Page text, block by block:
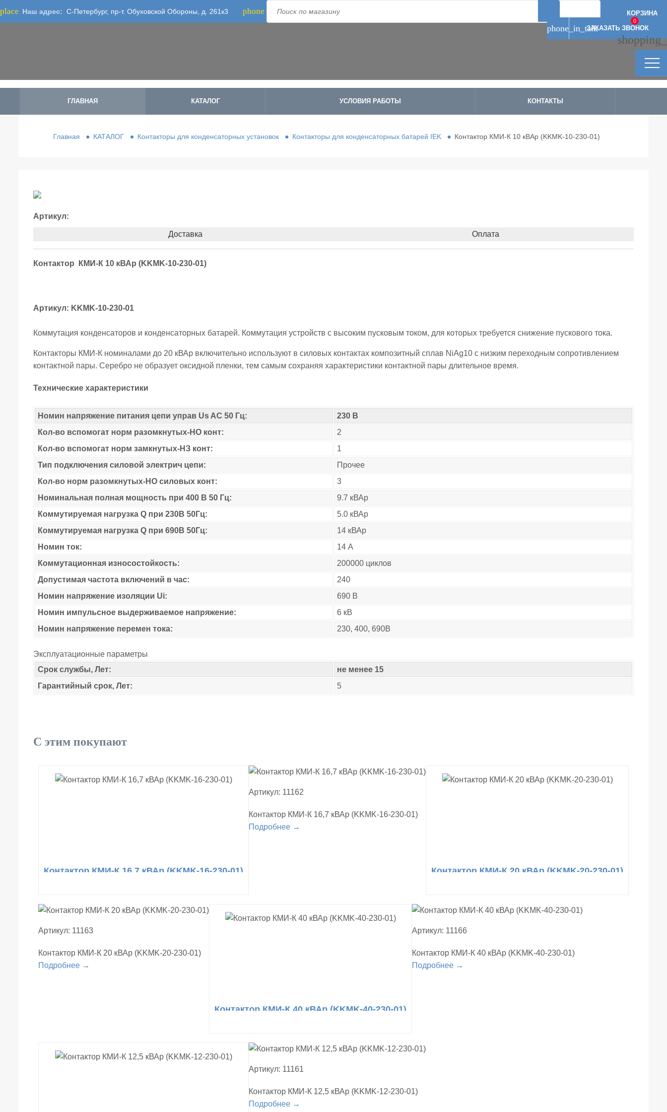
place Наш адрес: С-Петербург, пр-т. Обуховской Обороны, д. 261к3 phone Телефон: 8-800-500-1973
phone_in_talkЗАКАЗАТЬ ЗВОНОК
ГЛАВНАЯ КАТАЛОГ УСЛОВИЯ РАБОТЫ КОНТАКТЫ
КОРЗИНА
0
Главная КАТАЛОГ Контакторы для конденсаторных установок Контакторы для конденсаторных батарей IEK Контактор КМИ-К 10 кВАр (KKMK-10-230-01)
Артикул:
Доставка Оплата
Контактор КМИ-К 10 кВАр (KKMK-10-230-01)
Артикул: KKMK-10-230-01
Коммутация конденсаторов и конденсаторных батарей. Коммутация устройств с высоким пусковым током, для которых требуется снижение пускового тока.
Контакторы КМИ-К номиналами до 20 кВАр включительно используют в силовых контактах композитный сплав NiAg10 с низким переходным сопротивлением
контактной пары. Серебро не образует оксидной пленки, тем самым сохраняя характеристики контактной пары длительное время.
Технические характеристики
Номин напряжение питания цепи управ Us AC 50 Гц:
230 В
Кол-во вспомогат норм разомкнутых-НО конт:
2
Кол-во вспомогат норм замкнутых-НЗ конт:
1
Тип подключения силовой электрич цепи:
Прочее
Кол-во норм разомкнутых-НО силовых конт:
3
Номинальная полная мощность при 400 В 50 Гц:
9.7 кВАр
Коммутируемая нагрузка Q при 230В 50Гц:
5.0 кВАр
Коммутируемая нагрузка Q при 690В 50Гц:
14 кВАр
Номин ток:
14 А
Коммутационная износостойкость:
200000 циклов
Допустимая частота включений в час:
240
Номин напряжение изоляции Ui:
690 В
Номин импульсное выдерживаемое напряжение:
6 кВ
Номин напряжение перемен тока:
230, 400, 690В
Эксплуатационные параметры
Срок службы, Лет:
не менее 15
Гарантийный срок, Лет:
5
С этим покупают
Контактор КМИ-К 16,7 кВАр (KKMK-16-230-01)
Артикул: 11162
Контактор КМИ-К 16,7 кВАр (KKMK-16-230-01)
Подробнее →
Контактор КМИ-К 20 кВАр (KKMK-20-230-01)
Артикул: 11163
Контактор КМИ-К 20 кВАр (KKMK-20-230-01)
Подробнее →
Контактор КМИ-К 40 кВАр (KKMK-40-230-01)
Артикул: 11166
Контактор КМИ-К 40 кВАр (KKMK-40-230-01)
Подробнее →
Артикул: 11161
Контактор КМИ-К 12,5 кВАр (KKMK-12-230-01)
Подробнее →